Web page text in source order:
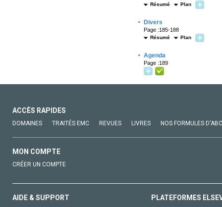
Résumé Plan
· Divers
Page :185-188
Résumé Plan
· Agenda
Page :189
ACCÈS RAPIDES
DOMAINES TRAITÉS EMC REVUES LIVRES NOS FORMULES
MON COMPTE
CRÉER UN COMPTE
AIDE & SUPPORT PLATEFORMES